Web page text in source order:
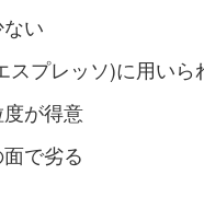
い
スプレッソ)に用いら
が得意
で劣る